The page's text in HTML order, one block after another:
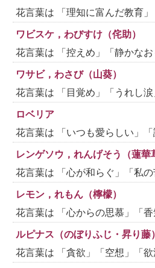
花言葉は 「理知に富んだ教育
ワビスケ，わびすけ（侘助）
花言葉は 「控えめ」「静かな
ワサビ，わさび（山葵）
花言葉は 「目覚め」「うれし
ロベリア
花言葉は 「いつも愛らしい」
レンゲソウ，れんげそう（蓮華
花言葉は 「心が和らぐ」「私
レモン，れもん（檸檬）
花言葉は 「心からの思慕」「
ルピナス（のぼりふじ・昇り藤）
花言葉は 「貪欲」「空想」「